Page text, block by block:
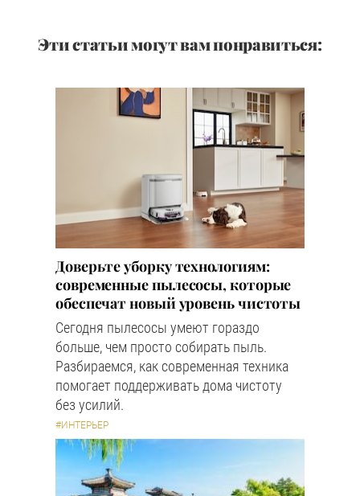
Эти статьи могут вам понравиться:
Доверьте уборку технологиям:
современные пылесосы, которые
обеспечат новый уровень чистоты
Сегодня пылесосы умеют гораздо
больше, чем просто собирать пыль.
Разбираемся, как современная техника
помогает поддерживать дома чистоту
без усилий.
#ИНТЕРЬЕР